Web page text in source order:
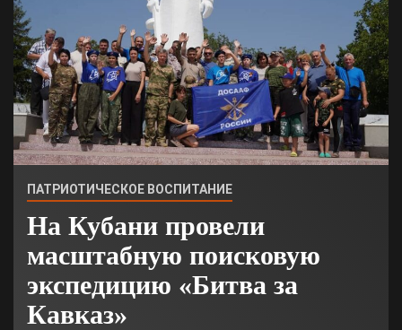
ПАТРИОТИЧЕСКОЕ ВОСПИТАНИЕ
На Кубани провели
масштабную поисковую
экспедицию «Битва за
Кавказ»